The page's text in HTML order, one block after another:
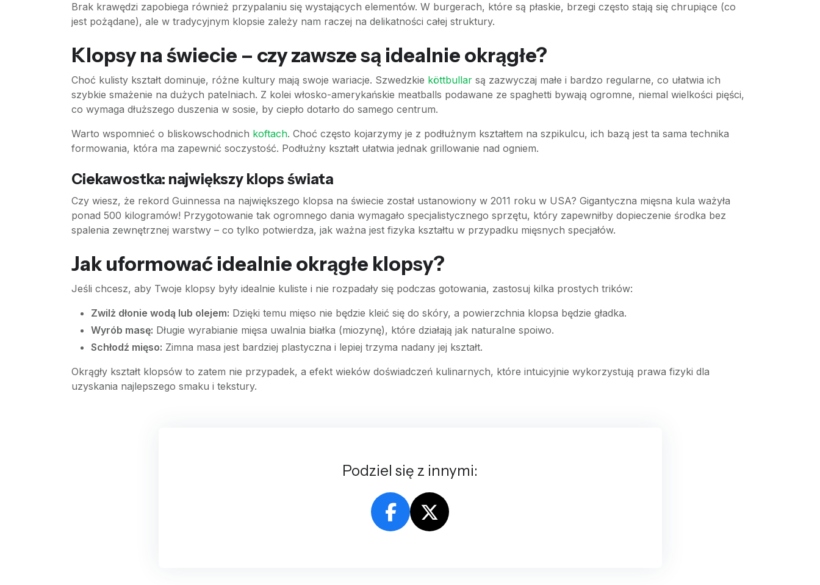
Brak krawędzi zapobiega również przypalaniu się wystających elementów. W burgerach, które są płaskie, brzegi często stają się chrupiące (co
jest pożądane), ale w tradycyjnym klopsie zależy nam raczej na delikatności całej struktury.
Klopsy na świecie – czy zawsze są idealnie okrągłe?
Choć kulisty kształt dominuje, różne kultury mają swoje wariacje. Szwedzkie köttbullar są zazwyczaj małe i bardzo regularne, co ułatwia ich
szybkie smażenie na dużych patelniach. Z kolei włosko-amerykańskie meatballs podawane ze spaghetti bywają ogromne, niemal wielkości pięści,
co wymaga dłuższego duszenia w sosie, by ciepło dotarło do samego centrum.
Warto wspomnieć o bliskowschodnich koftach. Choć często kojarzymy je z podłużnym kształtem na szpikulcu, ich bazą jest ta sama technika
formowania, która ma zapewnić soczystość. Podłużny kształt ułatwia jednak grillowanie nad ogniem.
Ciekawostka: największy klops świata
Czy wiesz, że rekord Guinnessa na największego klopsa na świecie został ustanowiony w 2011 roku w USA? Gigantyczna mięsna kula ważyła
ponad 500 kilogramów! Przygotowanie tak ogromnego dania wymagało specjalistycznego sprzętu, który zapewniłby dopieczenie środka bez
spalenia zewnętrznej warstwy – co tylko potwierdza, jak ważna jest fizyka kształtu w przypadku mięsnych specjałów.
Jak uformować idealnie okrągłe klopsy?
Jeśli chcesz, aby Twoje klopsy były idealnie kuliste i nie rozpadały się podczas gotowania, zastosuj kilka prostych trików:
Zwilż dłonie wodą lub olejem: Dzięki temu mięso nie będzie kleić się do skóry, a powierzchnia klopsa będzie gładka.
Wyrób masę: Długie wyrabianie mięsa uwalnia białka (miozynę), które działają jak naturalne spoiwo.
Schłodź mięso: Zimna masa jest bardziej plastyczna i lepiej trzyma nadany jej kształt.
Okrągły kształt klopsów to zatem nie przypadek, a efekt wieków doświadczeń kulinarnych, które intuicyjnie wykorzystują prawa fizyki dla
uzyskania najlepszego smaku i tekstury.
Podziel się z innymi: